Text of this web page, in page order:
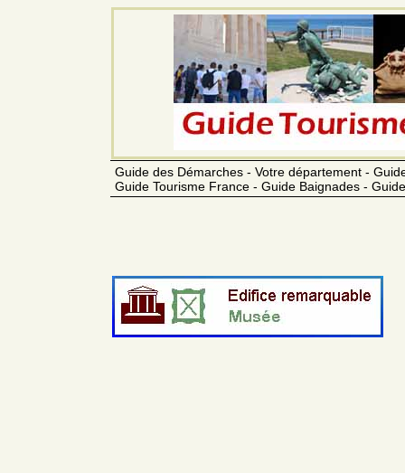
Guide des Démarches - Votre département -
Guide Tourisme France - Guide Baignades -